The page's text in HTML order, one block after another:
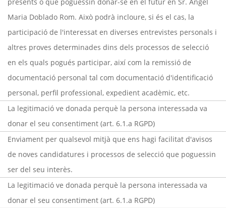
Maria Doblado Rom. Això podrà incloure, si és el cas, la
participació de l'interessat en diverses entrevistes personals i
altres proves determinades dins dels processos de selecció
en els quals pogués participar, així com la remissió de
documentació personal tal com documentació d'identificació
personal, perfil professional, expedient acadèmic, etc.
La legitimació ve donada perquè la persona interessada va
donar el seu consentiment (art. 6.1.a RGPD)
Enviament per qualsevol mitjà que ens hagi facilitat d'avisos
de noves candidatures i processos de selecció que poguessin
ser del seu interès.
La legitimació ve donada perquè la persona interessada va
donar el seu consentiment (art. 6.1.a RGPD)